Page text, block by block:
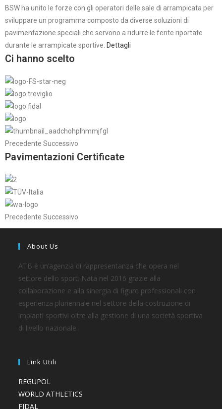
BSW ha unito le forze con gli operatori delle sale di arrampicata per
sviluppare un programma composto da diverse soluzioni di
pavimentazione speciali che servono a ridurre le ferite riportate
durante le arrampicate sportive. Dettagli
Ci hanno scelto
Precedente Successivo
Pavimentazioni Certificate
Precedente Successivo
About Us
ATB è un’agenzia di rappresentanza che opera nel
settore dello sport. Nata nel 2016 grazie alla
collaborazione e alla sinergia di figure professionali con
esperienza pluriennale nel settore della costruzione di
impianti sportivi oltre alla gestione di una società sportiva
di livello nazionale.
Link Utili
REGUPOL
WORLD ATHLETICS
FIDAL